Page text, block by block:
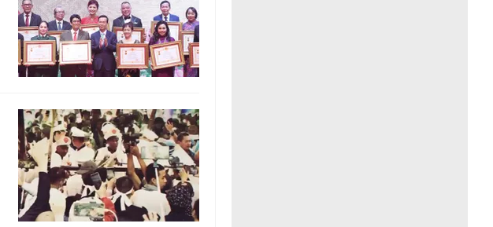
Góc ảnh
Công nghệ
Hitech Công nghệ tương lai
Sản phẩm
Thị trường
Tư vấn